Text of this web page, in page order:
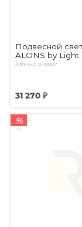
Подвесной
ALONS by Light
Артикул: OPD5617
31 270 ₽
%